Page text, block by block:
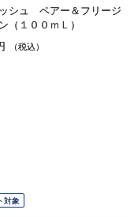
シュ ペアー＆フリージ
１００ｍＬ）
（税込）
対象